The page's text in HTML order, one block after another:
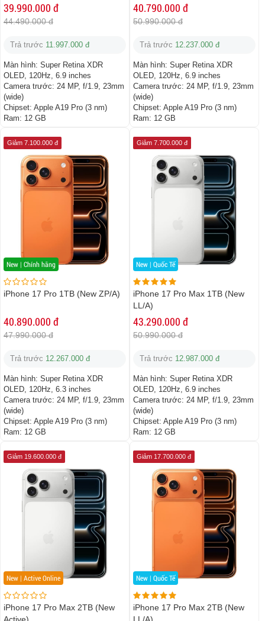
39.990.000 đ
44.490.000 đ
Trả trước 11.997.000 đ
Màn hình: Super Retina XDR
OLED, 120Hz, 6.9 inches
Camera trước: 24 MP, f/1.9, 23mm
(wide)
Chipset: Apple A19 Pro (3 nm)
Ram: 12 GB
40.790.000 đ
50.990.000 đ
Trả trước 12.237.000 đ
Màn hình: Super Retina XDR
OLED, 120Hz, 6.9 inches
Camera trước: 24 MP, f/1.9, 23mm
(wide)
Chipset: Apple A19 Pro (3 nm)
Ram: 12 GB
New | Chính hãng
Giảm 7.100.000 đ
iPhone 17 Pro 1TB (New ZP/A)
40.890.000 đ
47.990.000 đ
Trả trước 12.267.000 đ
Màn hình: Super Retina XDR
OLED, 120Hz, 6.3 inches
Camera trước: 24 MP, f/1.9, 23mm
(wide)
Chipset: Apple A19 Pro (3 nm)
Ram: 12 GB
New | Quốc Tế
Giảm 7.700.000 đ
iPhone 17 Pro Max 1TB (New
LL/A)
43.290.000 đ
50.990.000 đ
Trả trước 12.987.000 đ
Màn hình: Super Retina XDR
OLED, 120Hz, 6.9 inches
Camera trước: 24 MP, f/1.9, 23mm
(wide)
Chipset: Apple A19 Pro (3 nm)
Ram: 12 GB
New | Active Online
Giảm 19.600.000 đ
iPhone 17 Pro Max 2TB (New
New | Quốc Tế
Giảm 17.700.000 đ
iPhone 17 Pro Max 2TB (New